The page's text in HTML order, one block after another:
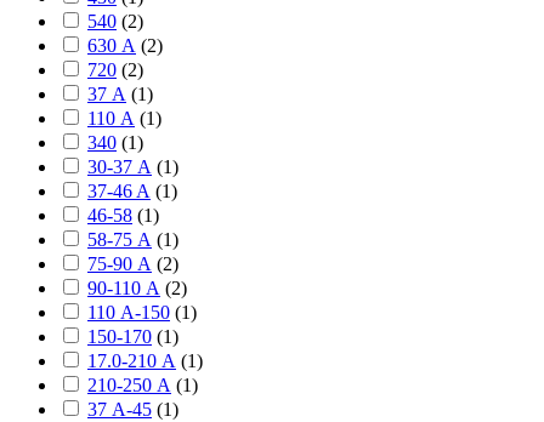
540 (2)
630 А (2)
720 (2)
37 А (1)
110 А (1)
340 (1)
30-37 А (1)
37-46 A (1)
46-58 (1)
58-75 А (1)
75-90 А (2)
90-110 А (2)
110 А-150 (1)
150-170 (1)
17.0-210 А (1)
210-250 А (1)
37 А-45 (1)